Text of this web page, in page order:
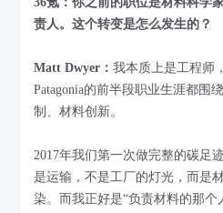
责人。这个转变是怎么发生的？
Matt Dwyer：我本质上是工程师
Patagonia的前半段职业生涯都围
制、材料创新。
2017年我们第一次做完整的碳足
是运输，不是工厂的灯光，而是
染。而我正好是“负责材料的那个